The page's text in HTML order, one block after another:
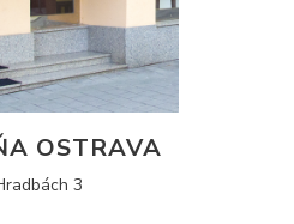
OSTRAVA
3